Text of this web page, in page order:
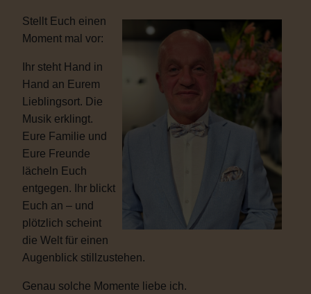
Stellt Euch einen
Moment mal vor:
Ihr steht Hand in
Hand an Eurem
Lieblingsort. Die
Musik erklingt.
Eure Familie und
Eure Freunde
lächeln Euch
entgegen. Ihr blickt
Euch an – und
plötzlich scheint
die Welt für einen
Augenblick stillzustehen.
Genau solche Momente liebe ich.